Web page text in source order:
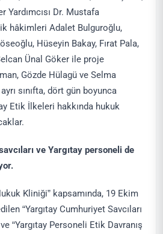
Yardımcısı Dr. Mustafa
hâkimleri Adalet Bulguroğlu,
Hüseyin Bakay, Fırat Pala,
Ünal Göker ile proje
Gözde Hülagü ve Selma
sınıfta, dört gün boyunca
Etik İlkeleri hakkında hukuk
ve Yargıtay personeli de
Kliniği” kapsamında, 19 Ekim
“Yargıtay Cumhuriyet Savcıları
“Yargıtay Personeli Etik Davranış